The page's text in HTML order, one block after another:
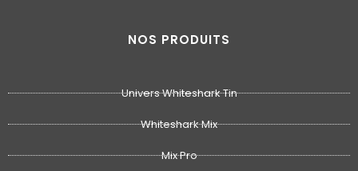
NOS PRODUITS
Univers Whiteshark Tin
Whiteshark Mix
Mix Pro